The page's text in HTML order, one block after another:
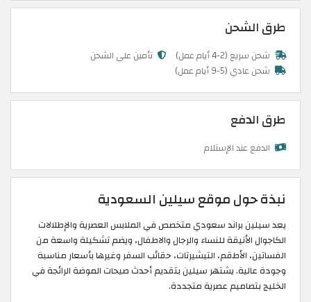
طرق الشحن
شحن سريع (2-4 أيام عمل)
تأمين على الشحن
شحن عادي (5-9 أيام عمل)
طرق الدفع
الدفع عند الإستلام
نبذة حول موقع سيلين السعودية
يعد سيلين براند سعودي متخصص في الملابس العصرية والإطلالات
الكاجوال الأنيقة للنساء والرجال والاطفال، ويضم تشكيلة واسعة من
الفساتين، الأطقم، التيشيرتات، حقائب السفر وغيرها بأسعار مناسبة
وجودة عالية. يشتهر سيلين بتقديم أحدث صيحات الموضة الرائجة في
الخليج بتصاميم عصرية متجددة.